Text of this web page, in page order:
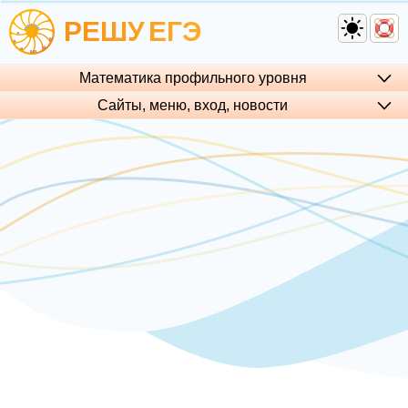
РЕШУЕГЭ
Математика профильного уровня
Сайты, меню, вход, но­во­сти